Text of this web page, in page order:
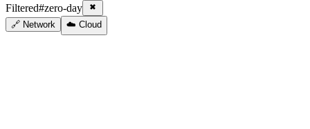
Filtered#zero-day
🔗 Network ☁️ Cloud